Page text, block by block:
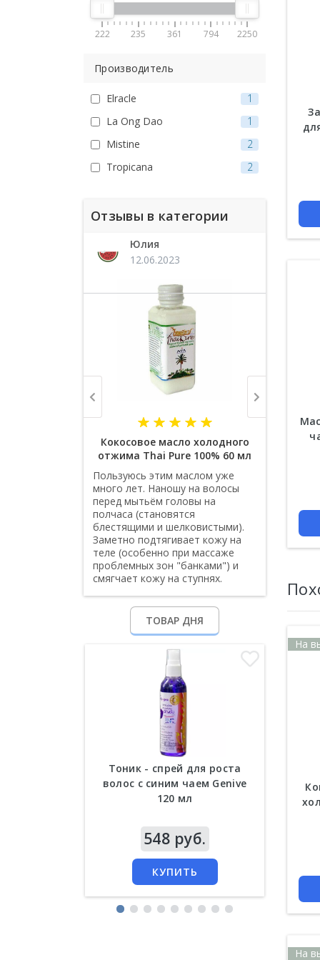
для массажа
Детские масла для
Кокосовые массажные
Масла Нони из Тайланда
Ананасовые
Змеиные
222 235 361 794 2250
Производитель
Elracle
1
La Ong Dao
1
Mistine
2
Tropicana
2
Отзывы в категории
Юлия
12.06.2023
Кокосовое масло холодного
отжима Thai Pure 100% 60 мл
Пользуюсь этим маслом уже
много лет. Наношу на волосы
перед мытьём головы на
полчаса (становятся
блестящими и шелковистыми).
Заметно подтягивает кожу на
теле (особенно при массаже
проблемных зон "банками") и
смягчает кожу на ступнях.
ТОВАР ДНЯ
Тоник - спрей для роста
волос с синим чаем Genive
120 мл
548 руб.
КУПИТЬ
На
На